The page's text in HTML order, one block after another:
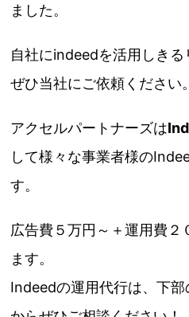
ました。
自社にindeedを活用しきる
ぜひ当社にご依頼ください。
アクセルパートナーズは
して様々な事業者様の
す。
広告費５万円～＋運用費２
ます。
Indeedの運用代行は、下